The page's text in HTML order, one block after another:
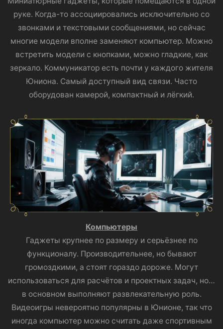
руке. Когда-то ассоциировались исключительно со
звонками и текстовыми сообщениями, но сейчас
многие модели вполне заменяют компьютер. Можно
встретить модели с кнопками, можно гладкие, как
зеркало. Коммуникатор есть почти у каждого жителя
Юниона. Самый доступный вид связи. Часто
оборудован камерой, компактный и лёгкий.
Компьютеры
Гаджеты крупнее по размеру и серьёзнее по
функционалу. Производительнее, но бывают
громоздкими, а стоят гораздо дороже. Могут
использоваться для расчётов и проектных задач, но…
в основном выполняют развлекательную роль.
Видеоигры невероятно популярны в Юнионе, так что
иногда компьютер можно считать даже спортивным